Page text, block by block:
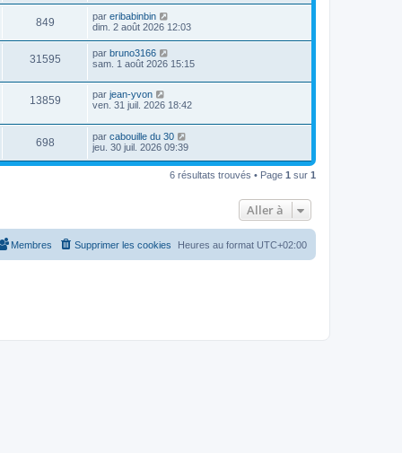
e
s
s
a
g
u
s
i
e
r
m
e
s
a
g
849V
u
D
e
i
e
r
m
e
s
s
a
g
e
par eribabinbin
dim. 2 août 2026 12:03
31595V
u
e
s
D
e
n
i
e
m
e
s
s
par bruno3166
sam. 1 août 2026 15:15
13859V
u
s
D
e
n
i
e
m
par jean-yvon
ven. 31 juil. 2026 18:42
698V
u
D
e
n
s
s
a
par cabouille du 30
jeu. 30 juil. 2026 09:39
6 résultats trouvés • Page 1 sur 1
Aller à
Heures au format UTC+02:00
Supprimer les cookies
Membres